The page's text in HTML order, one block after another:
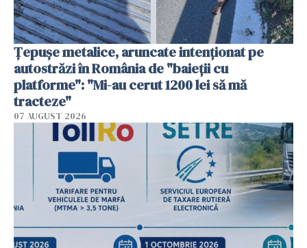
Țepușe metalice, aruncate intenționat pe
autostrăzi în România de "baieții cu
platforme": "Mi-au cerut 1200 lei să mă
tracteze"
07 AUGUST 2026